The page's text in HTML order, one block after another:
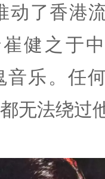
动了香港
健之于
音乐。任
无法绕过